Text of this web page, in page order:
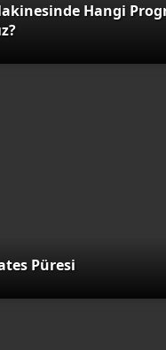
Hangi
Püresi